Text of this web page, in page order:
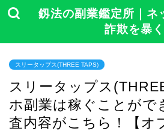
釼法の副業鑑定所｜ネ
詐欺を暴く
スリータップス(THREE TAPS)
スリータップス
ホ副業は稼ぐことがで
査内容がこちら！【オ